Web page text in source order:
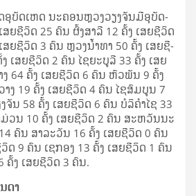
ອຸ­ບັດ­ເຫດ ນະ­ຄອນ­ຫຼວງ​ວຽງ​ຈັນ​ມີ​ອຸ­ບັດ­
ຍ​ຊີ­ວິດ 25 ຄົນ ຜົ້ງ​ສາ­ລີ 12 ຄັ້ງ ເສຍ​ຊີ­ວິດ
ສຍ​ຊີ­ວິດ 3 ຄົນ ຫຼວງ​ນ້ຳ​ທາ 50 ຄັ້ງ ເສຍ​ຊີ­
ເສຍ​ຊີ­ວິດ 2 ຄົນ ໄຊ​ຍະ​ບູ​ລີ 33 ຄັ້ງ ເສຍ​
64 ຄັ້ງ ເສຍ​ຊີ­ວິດ 6 ຄົນ ຫົວ­ພັນ 9 ຄັ້ງ
າງ 19 ຄັ້ງ ເສຍ​ຊີ­ວິດ 4 ຄົນ ໄຊ​ສົມ­ບູນ 7
ຈັນ 58 ຄັ້ງ ເສຍ​ຊີ­ວິດ 6 ຄົນ ບໍ​ລິ​ຄຳ​ໄຊ 33
ມ່ວນ 10 ຄັ້ງ ເສຍ​ຊີ­ວິດ 2 ຄົນ ສະ­ຫວັນ​ນະ​
ຄົນ ສາ­ລະ​ວັນ 16 ຄັ້ງ ເສຍ​ຊີ­ວິດ 0 ຄົນ
ດ 9 ຄົນ ເຊ​ກອງ 13 ຄັ້ງ ເສຍ​ຊີ­ວິດ 1 ຄົນ
ຄັ້ງ ເສຍ​ຊີ­ວິດ 3 ຄົນ.
ດາ